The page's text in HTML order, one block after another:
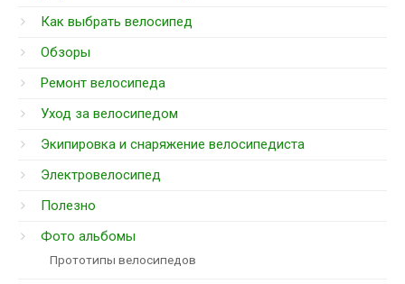
Как выбрать велосипед
Обзоры
Ремонт велосипеда
Уход за велосипедом
Экипировка и снаряжение велосипедиста
Электровелосипед
Полезно
Фото альбомы
Прототипы велосипедов